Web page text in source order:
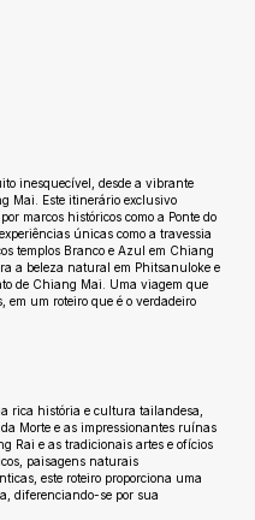
inesquecível, desde a vibrante
Mai. Este itinerário exclusivo
marcos históricos como a Ponte do
únicas como a travessia
templos Branco e Azul em Chiang
a beleza natural em Phitsanuloke e
de Chiang Mai. Uma viagem que
em um roteiro que é o verdadeiro
rica história e cultura tailandesa,
Morte e as impressionantes ruínas
Rai e as tradicionais artes e ofícios
paisagens naturais
este roteiro proporciona uma
diferenciando-se por sua